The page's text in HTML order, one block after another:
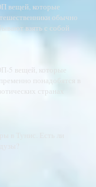
вещей, которые
обычно
взять с собой
5 вещей, которые
понадобятся в
странах